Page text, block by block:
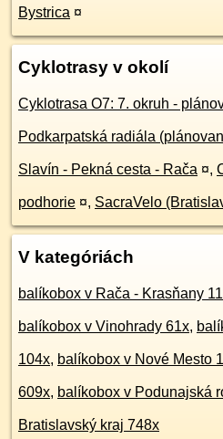
Bystrica ¤
Cyklotrasy v okolí
Cyklotrasa O7: 7. okruh -
Podkarpatská radiála
Slavín - Pekná cesta - Rača ¤,
podhorie ¤, SacraVelo
V kategóriách
balíkobox v Rača - Krasňany
balíkobox v Vinohrady 61x,
104x, balíkobox v Nové Mesto
609x, balíkobox v Podunajská
Bratislavský kraj 748x